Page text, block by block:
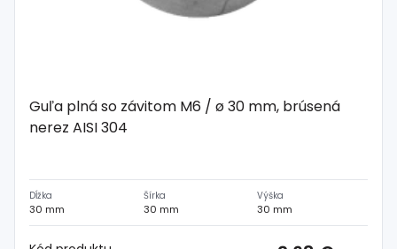
Guľa plná so závitom M6 / ø 30 mm, brúsená
nerez AISI 304
Dĺžka
30 mm
Šírka
30 mm
Výška
30 mm